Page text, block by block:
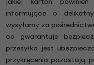
informujące o
wysyłamy za
co gwarantuje
przesyłka jest
przykręcenia pozostają